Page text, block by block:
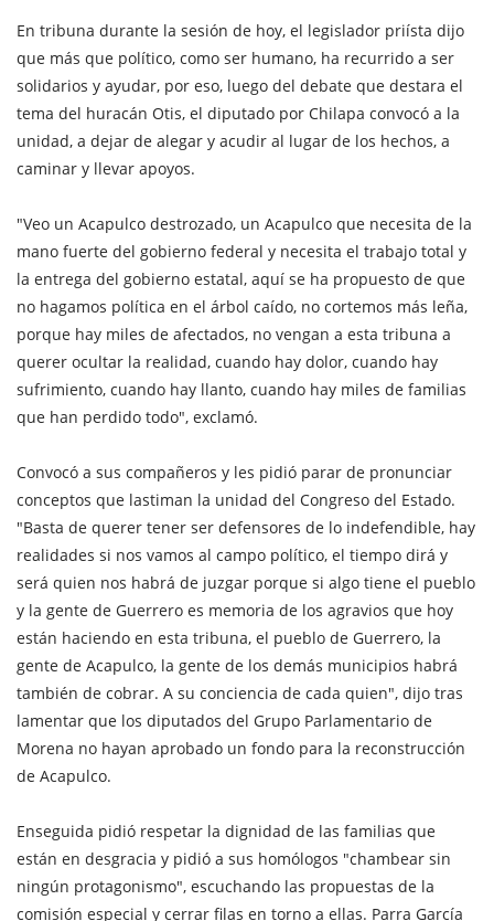
En tribuna durante la sesión de hoy, el legislador priísta dijo
que más que político, como ser humano, ha recurrido a ser
solidarios y ayudar, por eso, luego del debate que destara el
tema del huracán Otis, el diputado por Chilapa convocó a la
unidad, a dejar de alegar y acudir al lugar de los hechos, a
caminar y llevar apoyos.
"Veo un Acapulco destrozado, un Acapulco que necesita de la
mano fuerte del gobierno federal y necesita el trabajo total y
la entrega del gobierno estatal, aquí se ha propuesto de que
no hagamos política en el árbol caído, no cortemos más leña,
porque hay miles de afectados, no vengan a esta tribuna a
querer ocultar la realidad, cuando hay dolor, cuando hay
sufrimiento, cuando hay llanto, cuando hay miles de familias
que han perdido todo", exclamó.
Convocó a sus compañeros y les pidió parar de pronunciar
conceptos que lastiman la unidad del Congreso del Estado.
"Basta de querer tener ser defensores de lo indefendible, hay
realidades si nos vamos al campo político, el tiempo dirá y
será quien nos habrá de juzgar porque si algo tiene el pueblo
y la gente de Guerrero es memoria de los agravios que hoy
están haciendo en esta tribuna, el pueblo de Guerrero, la
gente de Acapulco, la gente de los demás municipios habrá
también de cobrar. A su conciencia de cada quien", dijo tras
lamentar que los diputados del Grupo Parlamentario de
Morena no hayan aprobado un fondo para la reconstrucción
de Acapulco.
Enseguida pidió respetar la dignidad de las familias que
están en desgracia y pidió a sus homólogos "chambear sin
ningún protagonismo", escuchando las propuestas de la
comisión especial y cerrar filas en torno a ellas. Parra García